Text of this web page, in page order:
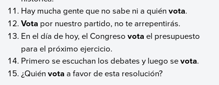
Hay mucha gente que no sabe ni a quiénvota.
Vota por nuestro partido, no te arrepentirás.
En el día de hoy, el Congresovota el presupuesto
para el próximo ejercicio.
Primero se escuchan los debates y luego sevota.
¿Quiénvota a favor de esta resolución?